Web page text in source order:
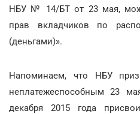
НБУ № 14/БТ от 23 мая,
прав вкладчиков по
(деньгами)».
Напоминаем, что НБУ
неплатежеспособным 23
декабря 2015 года